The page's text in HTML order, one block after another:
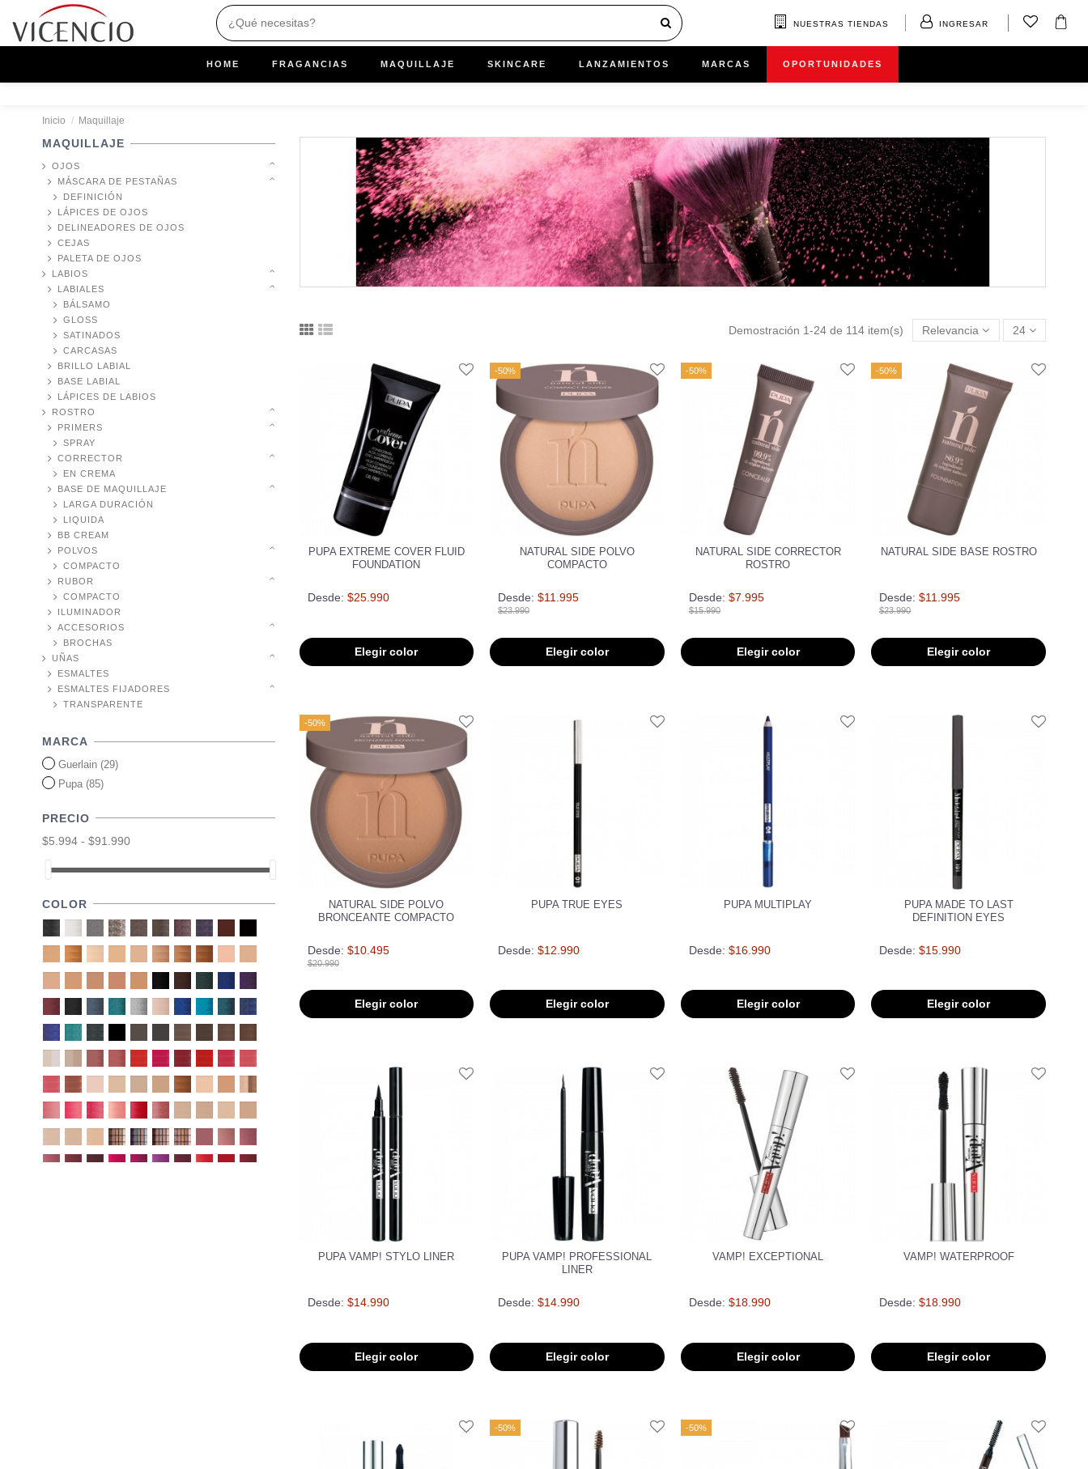
NUESTRAS TIENDAS INGRESAR
HOME FRAGANCIAS MAQUILLAJE SKINCARE LANZAMIENTOS MARCAS OPORTUNIDADES
Inicio Maquillaje
Demostración 1-24 de 114 item(s) Relevancia 24
PUPA EXTREME COVER FLUID
FOUNDATION
Desde: $25.990
Elegir color
-50%
NATURAL SIDE POLVO
COMPACTO
Desde: $11.995
$23.990
Elegir color
-50%
NATURAL SIDE CORRECTOR
ROSTRO
Desde: $7.995
$15.990
Elegir color
-50%
NATURAL SIDE BASE ROSTRO
Desde: $11.995
$23.990
Elegir color
-50%
NATURAL SIDE POLVO
BRONCEANTE COMPACTO
Desde: $10.495
$20.990
Elegir color
PUPA TRUE EYES
Desde: $12.990
Elegir color
PUPA MULTIPLAY
Desde: $16.990
Elegir color
PUPA MADE TO LAST
DEFINITION EYES
Desde: $15.990
Elegir color
PUPA VAMP! STYLO LINER
Desde: $14.990
Elegir color
PUPA VAMP! PROFESSIONAL
LINER
Desde: $14.990
Elegir color
VAMP! EXCEPTIONAL
Desde: $18.990
Elegir color
VAMP! WATERPROOF
Desde: $18.990
Elegir color
-50% -50%
MAQUILLAJE
OJOS
MÁSCARA DE PESTAÑAS
DEFINICIÓN
LÁPICES DE OJOS
DELINEADORES DE OJOS
CEJAS
PALETA DE OJOS
LABIOS
LABIALES
BÁLSAMO
GLOSS
SATINADOS
CARCASAS
BRILLO LABIAL
BASE LABIAL
LÁPICES DE LABIOS
ROSTRO
PRIMERS
SPRAY
CORRECTOR
EN CREMA
BASE DE MAQUILLAJE
LARGA DURACIÓN
LIQUIDA
BB CREAM
POLVOS
COMPACTO
RUBOR
COMPACTO
ILUMINADOR
ACCESORIOS
BROCHAS
UÑAS
ESMALTES
ESMALTES FIJADORES
TRANSPARENTE
MARCA
Guerlain (29)
Pupa (85)
PRECIO
$5.994 - $91.990
COLOR